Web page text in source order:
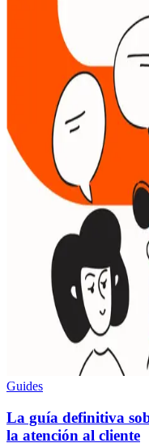
Guides
La guía definitiva
la atención al cliente